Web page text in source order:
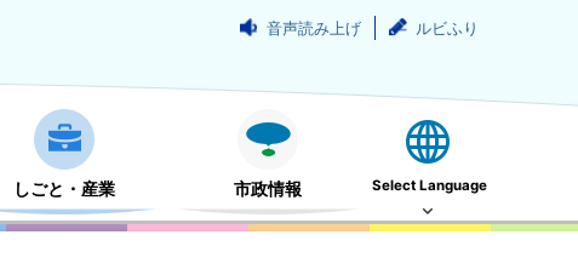
音声読み上げ ルビふり
しごと・産業 市政情報 Select Language